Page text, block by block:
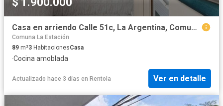
Casa en arriendo Calle 51c, La Argentina, Comuna La Estación, Perímetro Urbano Manizales, Manizales, Centrosur, Caldas, Rap Del Agua Y La Montaña, 170002, Colombia
Comuna La Estación
89 m²3 HabitacionesCasa
·Cocina amoblada
Actualizado hace 3 días en Rentola Ver en detalle